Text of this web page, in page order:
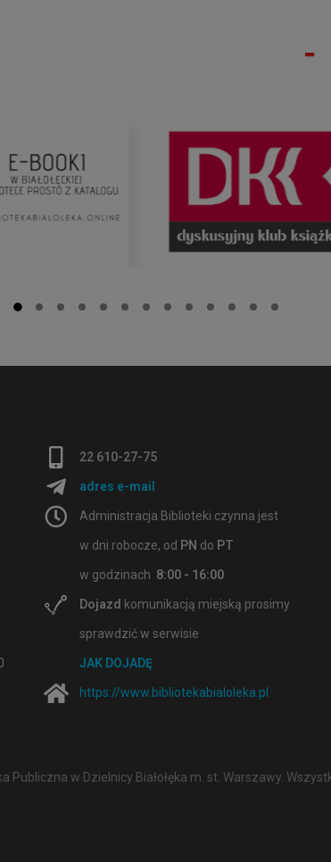
22 610-27-75
adres e-mail
Administracja Biblioteki czynna jest
w dni robocze, od PN do PT
w godzinach 8:00 - 16:00
Dojazd komunikacją miejską prosimy
sprawdzić w serwisie
JAK DOJADĘ
https://www.bibliotekabialoleka.pl
Publiczna w Dzielnicy Białołęka m. st. Warszawy.